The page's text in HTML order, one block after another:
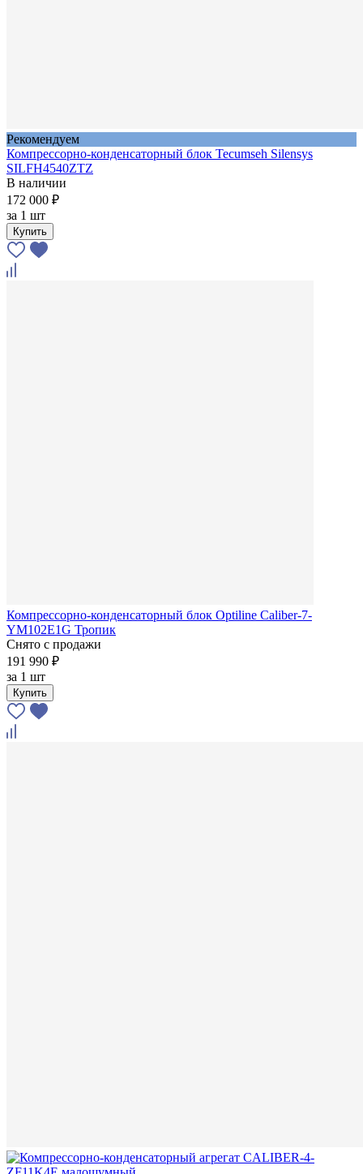
Рекомендуем
Компрессорно-конденсаторный блок Tecumseh Silensys
SILFH4540ZTZ
В наличии
172 000 ₽
за 1 шт
Купить
Компрессорно-конденсаторный блок Optiline Caliber-7-
YM102E1G Тропик
Снято с продажи
191 990 ₽
за 1 шт
Купить